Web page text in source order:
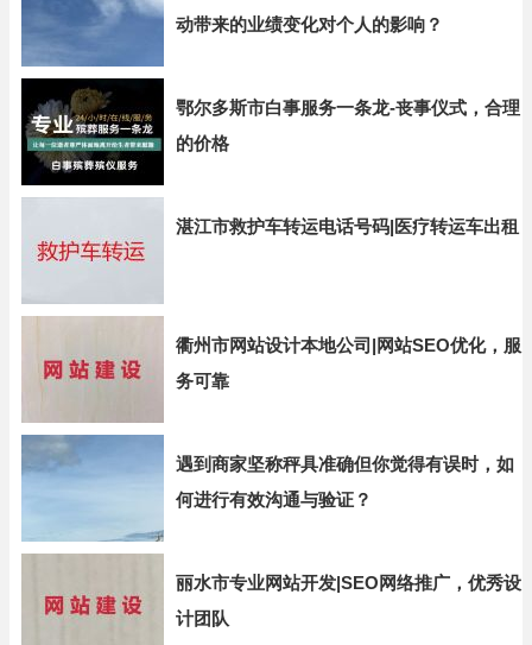
动带来的业绩变化对个人的影响？
鄂尔多斯市白事服务一条龙-丧事仪式，合理
的价格
湛江市救护车转运电话号码|医疗转运车出租
衢州市网站设计本地公司|网站SEO优化，服
务可靠
遇到商家坚称秤具准确但你觉得有误时，如
何进行有效沟通与验证？
丽水市专业网站开发|SEO网络推广，优秀设
计团队